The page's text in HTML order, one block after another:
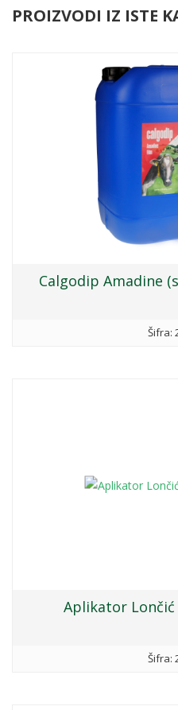
PROIZVODI IZ ISTE
Calgodip Amadine
Šifra:
Aplikator Lončić
Šifra: